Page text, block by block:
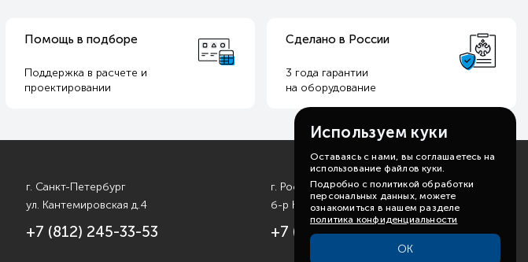
Помощь в подборе
Поддержка в расчете и
проектировании
Сделано в России
3 года гарантии
на оборудование
г. Санкт-Петербург
ул. Кантемировская д.4
+7 (812) 245-33-53
г. Ростов-на-Дону
б-р Комарова, д. 11
+7 (863) 310-99-19
Используем куки
Оставаясь с нами, вы соглашаетесь на
использование файлов куки.
Подробно с политикой обработки
персональных данных, можете
ознакомиться в нашем разделе
политика конфиденциальности
ОК